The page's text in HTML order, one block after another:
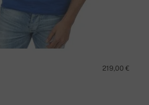
219,00 €